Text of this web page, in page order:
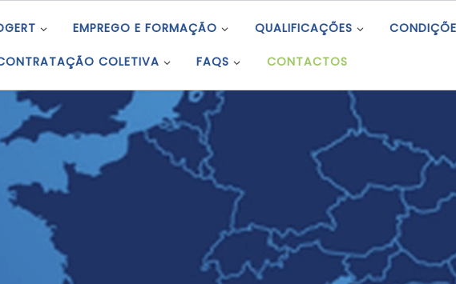
EMPREGO E FORMAÇÃO QUALIFICAÇÕES
COLETIVA FAQS CONTACTOS